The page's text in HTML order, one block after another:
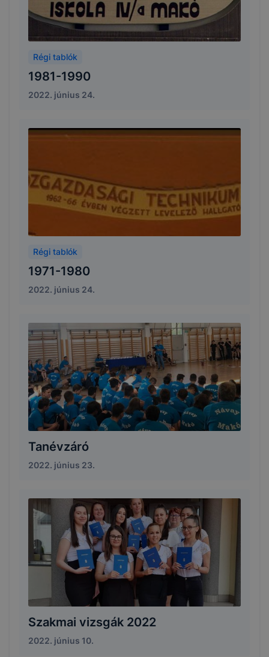
Régi tablók
1981-1990
2022. június 24.
Régi tablók
1971-1980
2022. június 24.
Tanévzáró
2022. június 23.
Szakmai vizsgák 2022
2022. június 10.